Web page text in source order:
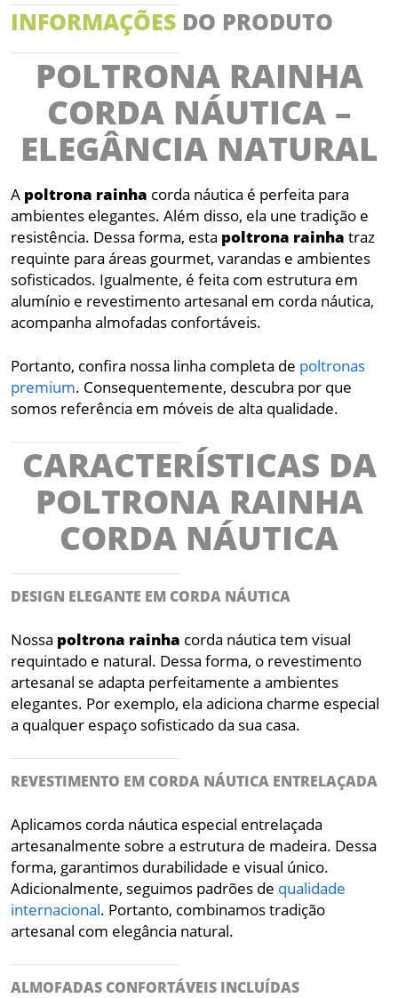
INFORMAÇÕES DO PRODUTO
POLTRONA RAINHA
CORDA NÁUTICA –
ELEGÂNCIA NATURAL
A poltrona rainha corda náutica é perfeita para
ambientes elegantes. Além disso, ela une tradição e
resistência. Dessa forma, esta poltrona rainha traz
requinte para áreas gourmet, varandas e ambientes
sofisticados. Igualmente, é feita com estrutura em
alumínio e revestimento artesanal em corda náutica,
acompanha almofadas confortáveis.
Portanto, confira nossa linha completa de poltronas
premium. Consequentemente, descubra por que
somos referência em móveis de alta qualidade.
CARACTERÍSTICAS DA
POLTRONA RAINHA
CORDA NÁUTICA
DESIGN ELEGANTE EM CORDA NÁUTICA
Nossa poltrona rainha corda náutica tem visual
requintado e natural. Dessa forma, o revestimento
artesanal se adapta perfeitamente a ambientes
elegantes. Por exemplo, ela adiciona charme especial
a qualquer espaço sofisticado da sua casa.
REVESTIMENTO EM CORDA NÁUTICA ENTRELAÇADA
Aplicamos corda náutica especial entrelaçada
artesanalmente sobre a estrutura de madeira. Dessa
forma, garantimos durabilidade e visual único.
Adicionalmente, seguimos padrões de qualidade
internacional. Portanto, combinamos tradição
artesanal com elegância natural.
ALMOFADAS CONFORTÁVEIS INCLUÍDAS